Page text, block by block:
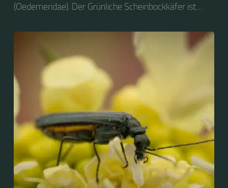
(Oedemeridae). Der Grünliche Scheinbockkäfer ist
Scheinbockkäfer (Oedemera nobilis).